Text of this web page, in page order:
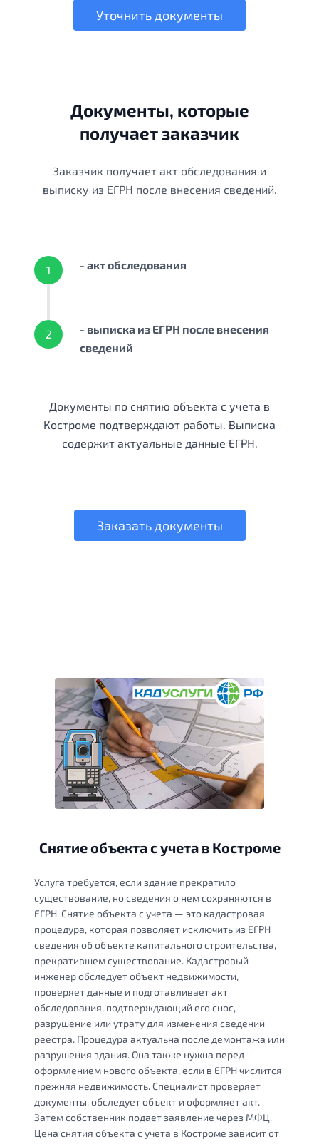
Уточнить документы
Документы, которые
получает заказчик
Заказчик получает акт обследования и
выписку из ЕГРН после внесения сведений.
1 - акт обследования
2
- выписка из ЕГРН после внесения
сведений
Документы по снятию объекта с учета в
Костроме подтверждают работы. Выписка
содержит актуальные данные ЕГРН.
Заказать документы
Снятие объекта с учета в Костроме
Услуга требуется, если здание прекратило
существование, но сведения о нем сохраняются в
ЕГРН. Снятие объекта с учета — это кадастровая
процедура, которая позволяет исключить из ЕГРН
сведения об объекте капитального строительства,
прекратившем существование. Кадастровый
инженер обследует объект недвижимости,
проверяет данные и подготавливает акт
обследования, подтверждающий его снос,
разрушение или утрату для изменения сведений
реестра. Процедура актуальна после демонтажа или
разрушения здания. Она также нужна перед
оформлением нового объекта, если в ЕГРН числится
прежняя недвижимость. Специалист проверяет
документы, обследует объект и оформляет акт.
Затем собственник подает заявление через МФЦ.
Цена снятия объекта с учета в Костроме зависит от